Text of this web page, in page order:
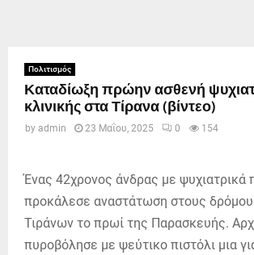
Πολιτισμός
Καταδίωξη πρώην ασθενή
κλινικής στα Τίρανα (βίντεο)
by admin 23 Μαΐου, 2025 0 154
Ένας 42χρονος άνδρας με ψυχιατρικά
προκάλεσε αναστάτωση στους
Τιράνων το πρωί της Παρασκευής.
πυροβόλησε με ψεύτικο πιστόλι μια